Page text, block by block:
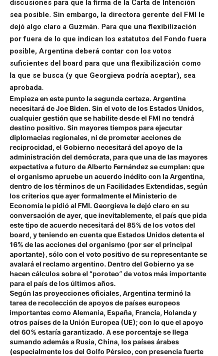
discusiones para que la firma de la Carta de Intención
sea posible. Sin embargo, la directora gerente del FMI le
dejó algo claro a Guzmán. Para que una flexibilización
por fuera de lo que indican los estatutos del Fondo fuera
posible, Argentina deberá contar con los votos
suficientes del board para que una flexibilización como
la que se busca (y que Georgieva podría aceptar), sea
aprobada.
Empieza en este punto la segunda certeza. Argentina
necesitará deJoe Biden. Sin el voto de los Estados Unidos,
cualquier gestión que se habilite desde el FMI no tendrá
destino positivo. Sin mayores tiempos para ejecutar
diplomacias regionales, ni de prometer acciones de
reciprocidad, el Gobierno necesitará del apoyo de la
administración del demócrata, para que una de las mayores
expectativa a futuro de Alberto Fernández se cumplan: que
el organismo apruebe un acuerdo inédito con la Argentina,
dentro de los términos de un Facilidades Extendidas, según
los criterios que ayer formalmente el Ministerio de
Economía le pidió al FMI. Georgieva le dejó claro en su
conversación de ayer, que inevitablemente, el país que pida
este tipo de acuerdo necesitará del 85% de los votos del
board, y teniendo en cuenta que Estados Unidos detenta el
16% de las acciones del organismo (por ser el principal
aportante), sólo con el voto positivo de su representante se
avalará el reclamo argentino. Dentro del Gobierno ya se
hacen cálculos sobre el “poroteo” de votos más importante
para el país de los últimos años.
Según las proyecciones oficiales, Argentina terminó la
tarea de recolección de apoyos de países europeos
importantes como Alemania, España, Francia, Holanda y
otros países de la Unión Europea (UE); con lo que el apoyo
del 60% estaría garantizado. A ese porcentaje se llega
sumando además a Rusia, China, los países árabes
(especialmente los del Golfo Pérsico, con presencia fuerte